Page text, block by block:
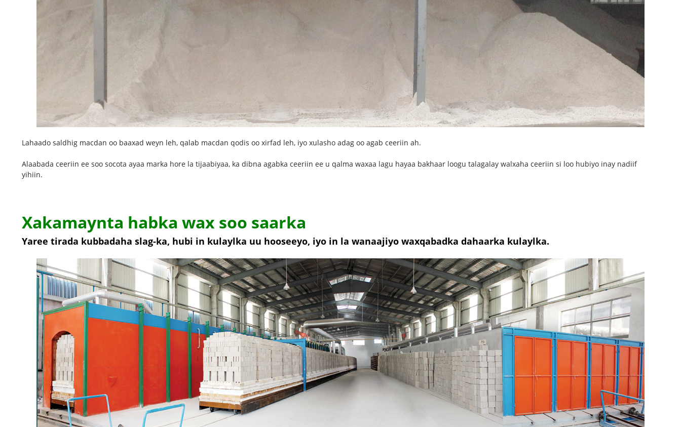
Lahaado saldhig macdan oo baaxad weyn leh, qalab macdan qodis oo xirfad leh, iyo xulasho adag oo agab ceeriin ah.
Alaabada ceeriin ee soo socota ayaa marka hore la tijaabiyaa, ka dibna agabka ceeriin ee u qalma waxaa lagu hayaa bakhaar loogu talagalay walxaha ceeriin si loo hubiyo inay nadiif
yihiin.
Xakamaynta habka wax soo saarka
Yaree tirada kubbadaha slag-ka, hubi in kulaylka uu hooseeyo, iyo in la wanaajiyo waxqabadka dahaarka kulaylka.